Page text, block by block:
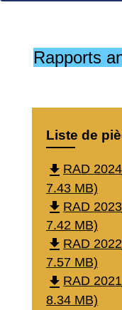
Rapports
Liste de
file_download RAD
7.43 MB)
file_download RAD
7.42 MB)
file_download RAD
7.57 MB)
file_download RAD
8.34 MB)